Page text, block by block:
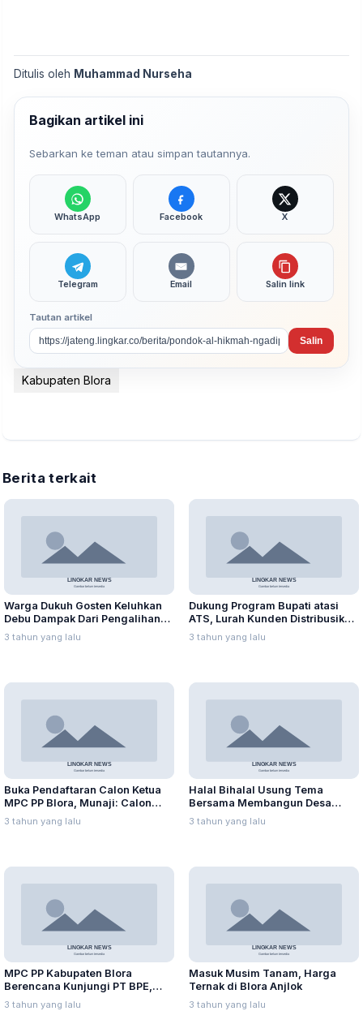
Ditulis oleh Muhammad Nurseha
Bagikan artikel ini
Sebarkan ke teman atau simpan tautannya.
WhatsApp Facebook X
Telegram Email Salin link
Tautan artikel
Salin
Kabupaten Blora
Berita terkait
Warga Dukuh Gosten Keluhkan
Debu Dampak Dari Pengalihan
Jalur Alternatif Pembangunan
Jembatan Badong
3 tahun yang lalu
Dukung Program Bupati atasi
ATS, Lurah Kunden Distribusikan
Bantuan untuk Warganya
3 tahun yang lalu
Buka Pendaftaran Calon Ketua
MPC PP Blora, Munaji: Calon
Harus Bersaing Secara Sehat
3 tahun yang lalu
Halal Bihalal Usung Tema
Bersama Membangun Desa
Bermartabat, Berikut Pesan
Ketua BPD Banjarejo
3 tahun yang lalu
MPC PP Kabupaten Blora
Berencana Kunjungi PT BPE,
Munaji: Silaturahmi
3 tahun yang lalu
Masuk Musim Tanam, Harga
Ternak di Blora Anjlok
3 tahun yang lalu